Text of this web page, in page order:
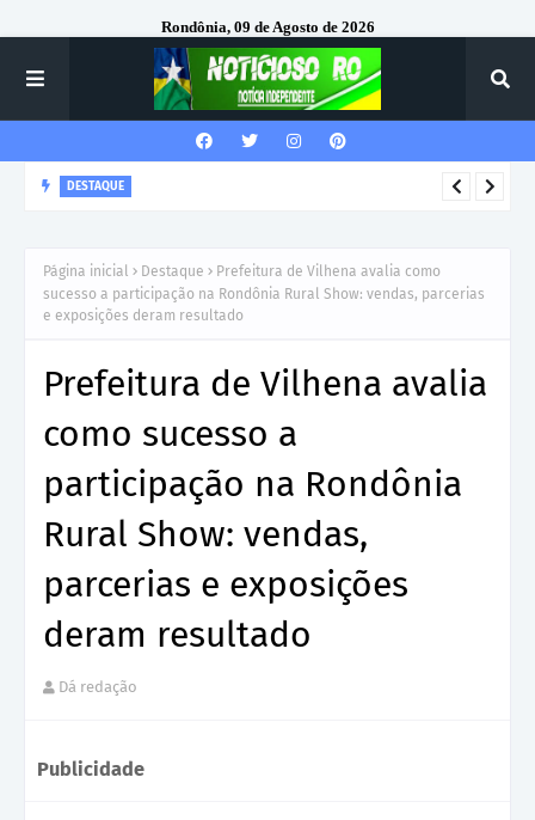
Rondônia, 09 de Agosto de 2026
DESTAQUE
Página inicial Destaque
Prefeitura de Vilhena avalia como
sucesso a participação na Rondônia Rural Show: vendas, parcerias
e exposições deram resultado
Prefeitura de Vilhena avalia
como sucesso a
participação na Rondônia
Rural Show: vendas,
parcerias e exposições
deram resultado
Dá redação
Publicidade